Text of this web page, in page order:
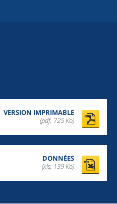
VERSION IMPRIMABLE
(pdf, 725 Ko)
DONNÉES
(xls, 139 Ko)